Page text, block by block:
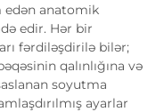
edən anatomik
edir. Hər bir
fərdiləşdirilə bilər;
qalınlığına və
soyutma
ayarlar